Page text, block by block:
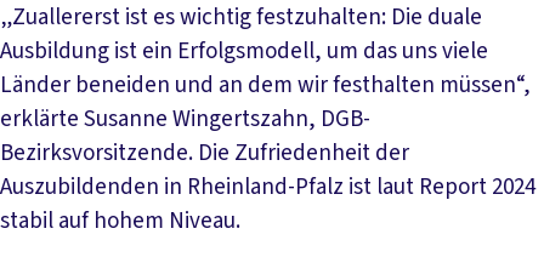
„Zuallererst ist es wichtig festzuhalten: Die duale
Ausbildung ist ein Erfolgsmodell, um das uns viele
Länder beneiden und an dem wir festhalten müssen“,
erklärte Susanne Wingertszahn, DGB-
Bezirksvorsitzende. Die Zufriedenheit der
Auszubildenden in Rheinland-Pfalz ist laut Report 2024
stabil auf hohem Niveau.